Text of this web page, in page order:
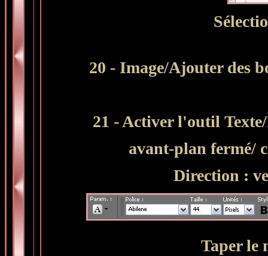
20 - Image/Ajouter des
21 - Activer l'outil
avant-plan fermé/
Direction :
Taper